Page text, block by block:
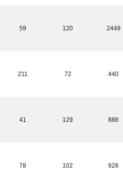
59
120 2449
211
72 440
41
129 888
78
102 928